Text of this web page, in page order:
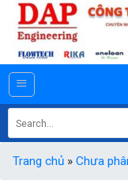
Skip
content
for:
Trang chủ » Chưa